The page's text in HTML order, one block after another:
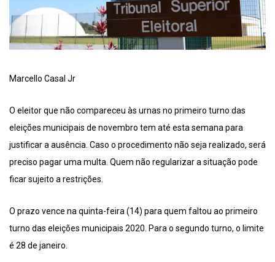
Marcello Casal Jr
O eleitor que não compareceu às urnas no primeiro turno das
eleições municipais de novembro tem até esta semana para
justificar a ausência. Caso o procedimento não seja realizado, será
preciso pagar uma multa. Quem não regularizar a situação pode
ficar sujeito a restrições.
O prazo vence na quinta-feira (14) para quem faltou ao primeiro
turno das eleições municipais 2020. Para o segundo turno, o limite
é 28 de janeiro.